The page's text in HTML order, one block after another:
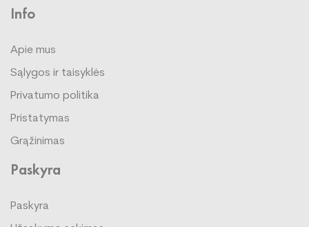
Info
Apie mus
Sąlygos ir taisyklės
Privatumo politika
Pristatymas
Grąžinimas
Paskyra
Paskyra